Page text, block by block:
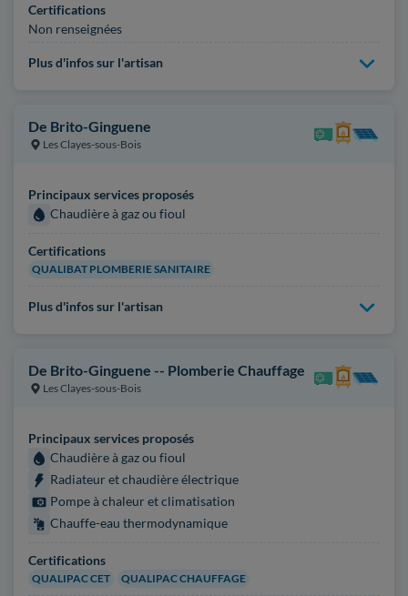
Certifications
Non renseignées
Plus d'infos sur l'artisan
De Brito-Ginguene
Les Clayes-sous-Bois
Principaux services proposés
Chaudière à gaz ou fioul
Certifications
QUALIBAT PLOMBERIE SANITAIRE
Plus d'infos sur l'artisan
De Brito-Ginguene -- Plomberie Chauffage
Les Clayes-sous-Bois
Principaux services proposés
Chaudière à gaz ou fioul
Radiateur et chaudière électrique
Pompe à chaleur et climatisation
Chauffe-eau thermodynamique
Certifications
QUALIPAC CET QUALIPAC CHAUFFAGE